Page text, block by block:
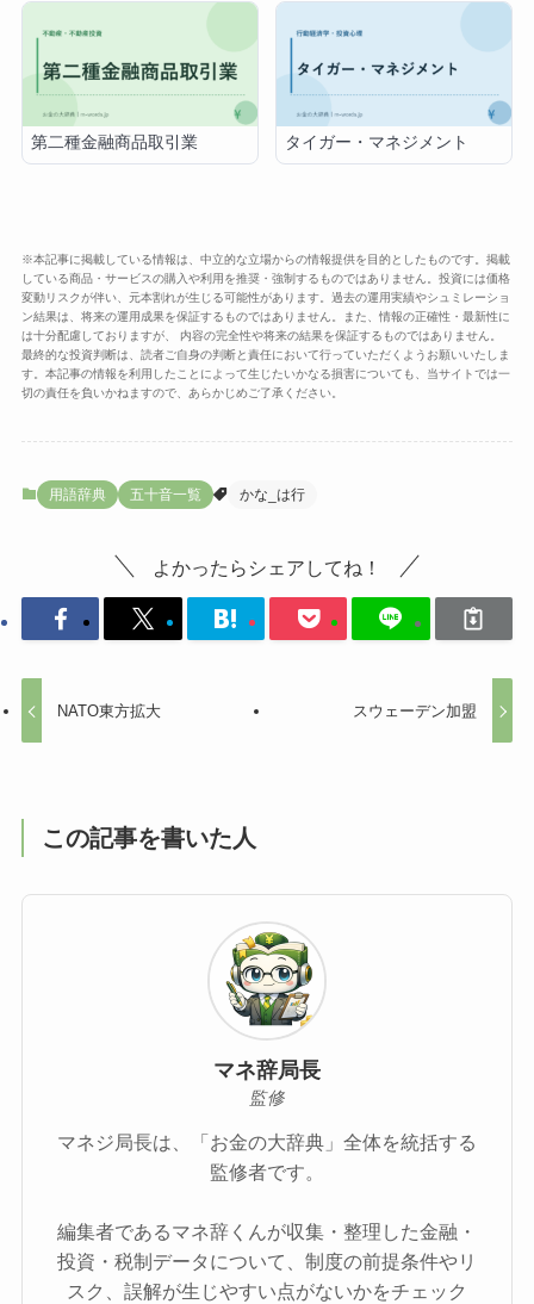
第二種金融商品取引業 タイガー・マネジメント
※本記事に掲載している情報は、中立的な立場からの情報提供を目的としたものです。掲載
している商品・サービスの購入や利用を推奨・強制するものではありません。投資には価格
変動リスクが伴い、元本割れが生じる可能性があります。過去の運用実績やシュミレーショ
ン結果は、将来の運用成果を保証するものではありません。また、情報の正確性・最新性に
は十分配慮しておりますが、 内容の完全性や将来の結果を保証するものではありません。
最終的な投資判断は、読者ご自身の判断と責任において行っていただくようお願いいたしま
す。本記事の情報を利用したことによって生じたいかなる損害についても、当サイトでは一
切の責任を負いかねますので、あらかじめご了承ください。
用語辞典 五十音一覧 かな_は行
よかったらシェアしてね！
NATO東方拡大 スウェーデン加盟
この記事を書いた人
マネ辞局長
監修
マネジ局長は、「お金の大辞典」全体を統括する
監修者です。
編集者であるマネ辞くんが収集・整理した金融・
投資・税制データについて、制度の前提条件やリ
スク、誤解が生じやすい点がないかをチェック